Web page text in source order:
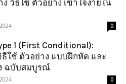
ง วิธีใช้ ตัวอย่าง เข้าใจง่ายใน
0
1 (First Conditional):
ธีใช้ ตัวอย่าง แบบฝึกหัด และ
ฉบับสมบูรณ์
0